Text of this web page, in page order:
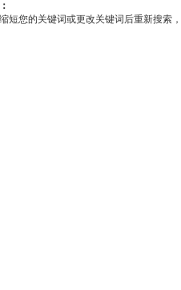
短您的关键词或更改关键词后重新搜索